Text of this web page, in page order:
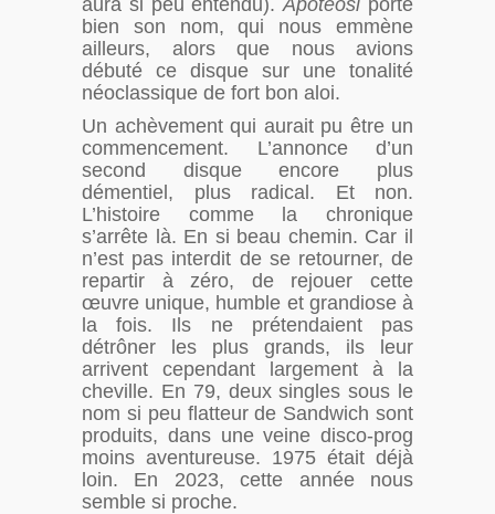
aura si peu entendu).Apoteosiporte
bien son nom, qui nous emmène
ailleurs, alors que nous avions
débuté ce disque sur une tonalité
néoclassique de fort bon aloi.
Un achèvement qui aurait pu être un
commencement. L’annonce d’un
second disque encore plus
démentiel, plus radical. Et non.
L’histoire comme la chronique
s’arrête là. En si beau chemin. Car il
n’est pas interdit de se retourner, de
repartir à zéro, de rejouer cette
œuvre unique, humble et grandiose à
la fois. Ils ne prétendaient pas
détrôner les plus grands, ils leur
arrivent cependant largement à la
cheville. En 79, deux singles sous le
nom si peu flatteur de Sandwich sont
produits, dans une veine disco-prog
moins aventureuse. 1975 était déjà
loin. En 2023, cette année nous
semble si proche.